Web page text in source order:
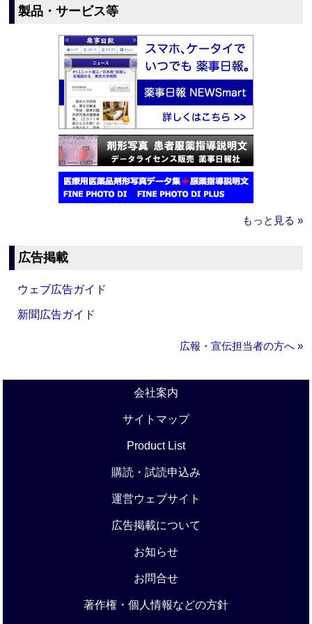
製品・サービス等
もっと見る »
広告掲載
ウェブ広告ガイド
新聞広告ガイド
広報・宣伝担当者の方へ »
会社案内
サイトマップ
Product List
購読・試読申込み
運営ウェブサイト
広告掲載について
お知らせ
お問合せ
著作権・個人情報などの方針